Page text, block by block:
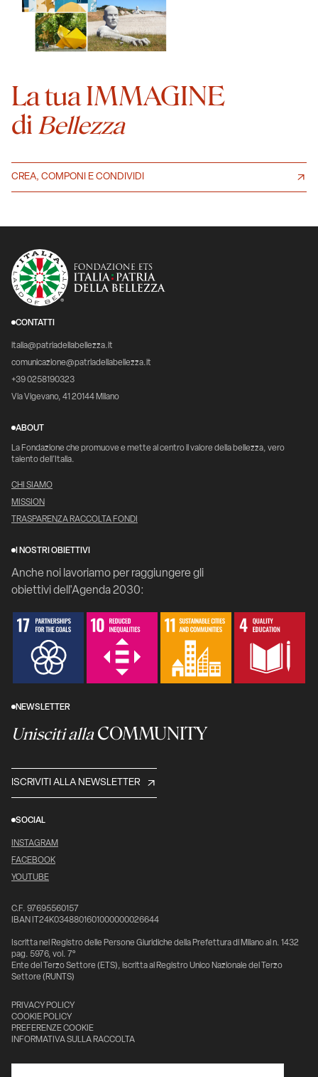
La tua IMMAGINE
di Bellezza
CREA, COMPONI E CONDIVIDI
CONTATTI
italia@patriadellabellezza.it
comunicazione@patriadellabellezza.it
+39 0258190323
Via Vigevano, 41 20144 Milano
ABOUT
La Fondazione che promuove e mette al centro il valore della bellezza, vero
talento dell’Italia.
CHI SIAMO
MISSION
TRASPARENZA RACCOLTA FONDI
I NOSTRI OBIETTIVI
Anche noi lavoriamo per raggiungere gli
obiettivi dell'Agenda 2030:
NEWSLETTER
Unisciti allaCOMMUNITY
ISCRIVITI ALLA NEWSLETTER
SOCIAL
INSTAGRAM
FACEBOOK
YOUTUBE
C.F. 97695560157
IBAN IT24K0348801601000000026644
Iscritta nel Registro delle Persone Giuridiche della Prefettura di Milano al n. 1432
pag. 5976, vol. 7°
Ente del Terzo Settore (ETS), iscritta al Registro Unico Nazionale del Terzo
Settore (RUNTS)
PRIVACY POLICY
COOKIE POLICY
PREFERENZE COOKIE
INFORMATIVA SULLA RACCOLTA